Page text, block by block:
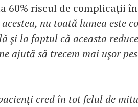
60% riscul de complicaţii
nu toată lumea este
şi la faptul că aceasta
ajută să trecem mai uşor
cred în tot felul de